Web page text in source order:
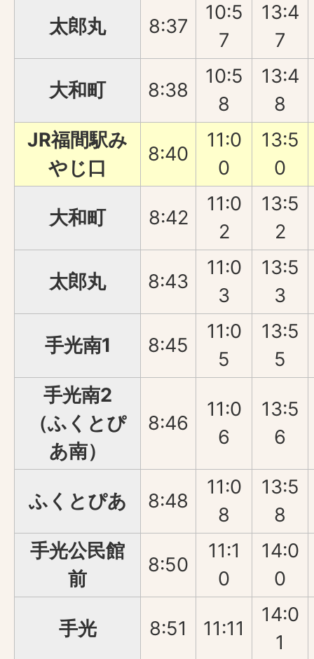
太郎丸 8:37
10:5
7
13:4
7
大和町 8:38
10:5
8
13:4
8
JR福間駅み
やじ口
8:40
11:0
0
13:5
0
大和町 8:42
11:0
2
13:5
2
太郎丸 8:43
11:0
3
13:5
3
手光南1 8:45
11:0
5
13:5
5
手光南2
（ふくとぴ
あ南）
8:46
11:0
6
13:5
6
ふくとぴあ 8:48
11:0
8
13:5
8
手光公民館
前
8:50
11:1
0
14:0
0
手光 8:51 11:11
14:0
1